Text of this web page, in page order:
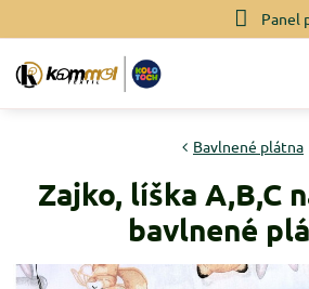
Panel
Bavlnené plátna
Zajko, líška A,B,C
bavlnené